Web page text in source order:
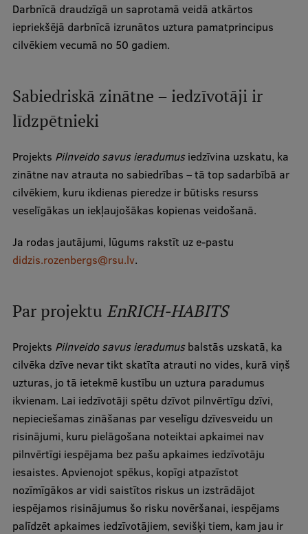
Profesionālās pilnveides kursi
ESF kvalifikācijas celšanas kursi
Kvalifikācijas atbilstības pārbaude
Zinātniskie institūti un laboratorijas
RSU zinātnes portāls
Pētniecības platformas
Pētniecības pakalpojumi
Pētniecības projekti
Zinātnieku brokastis
Vertikāli integrētie projekti
Zinātniskās konferences
Inovāciju centrs
Darbnīcā draudzīgā un saprotamā veidā atkārtos
iepriekšējā darbnīcā izrunātos uztura pamatprincipus
cilvēkiem vecumā no 50 gadiem.
Sabiedriskā zinātne – iedzīvotāji ir
līdzpētnieki
Projekts Pilnveido savus ieradumusiedzīvina uzskatu, ka
zinātne nav atrauta no sabiedrības – tā top sadarbībā ar
cilvēkiem, kuru ikdienas pieredze ir būtisks resurss
veselīgākas un iekļaujošākas kopienas veidošanā.
Ja rodas jautājumi, lūgums rakstīt uz e-pastu
didzis.rozenbergs@rsu.lv.
Par projektu EnRICH-HABITS
Projekts Pilnveido savus ieradumusbalstās uzskatā, ka
cilvēka dzīve nevar tikt skatīta atrauti no vides, kurā viņš
uzturas, jo tā ietekmē kustību un uztura paradumus
ikvienam. Lai iedzīvotāji spētu dzīvot pilnvērtīgu dzīvi,
nepieciešamas zināšanas par veselīgu dzīvesveidu un
risinājumi, kuru pielāgošana noteiktai apkaimei nav
pilnvērtīgi iespējama bez pašu apkaimes iedzīvotāju
iesaistes. Apvienojot spēkus, kopīgi atpazīstot
nozīmīgākos ar vidi saistītos riskus un izstrādājot
iespējamos risinājumus šo risku novēršanai, iespējams
palīdzēt apkaimes iedzīvotājiem, sevišķi tiem, kam jau ir